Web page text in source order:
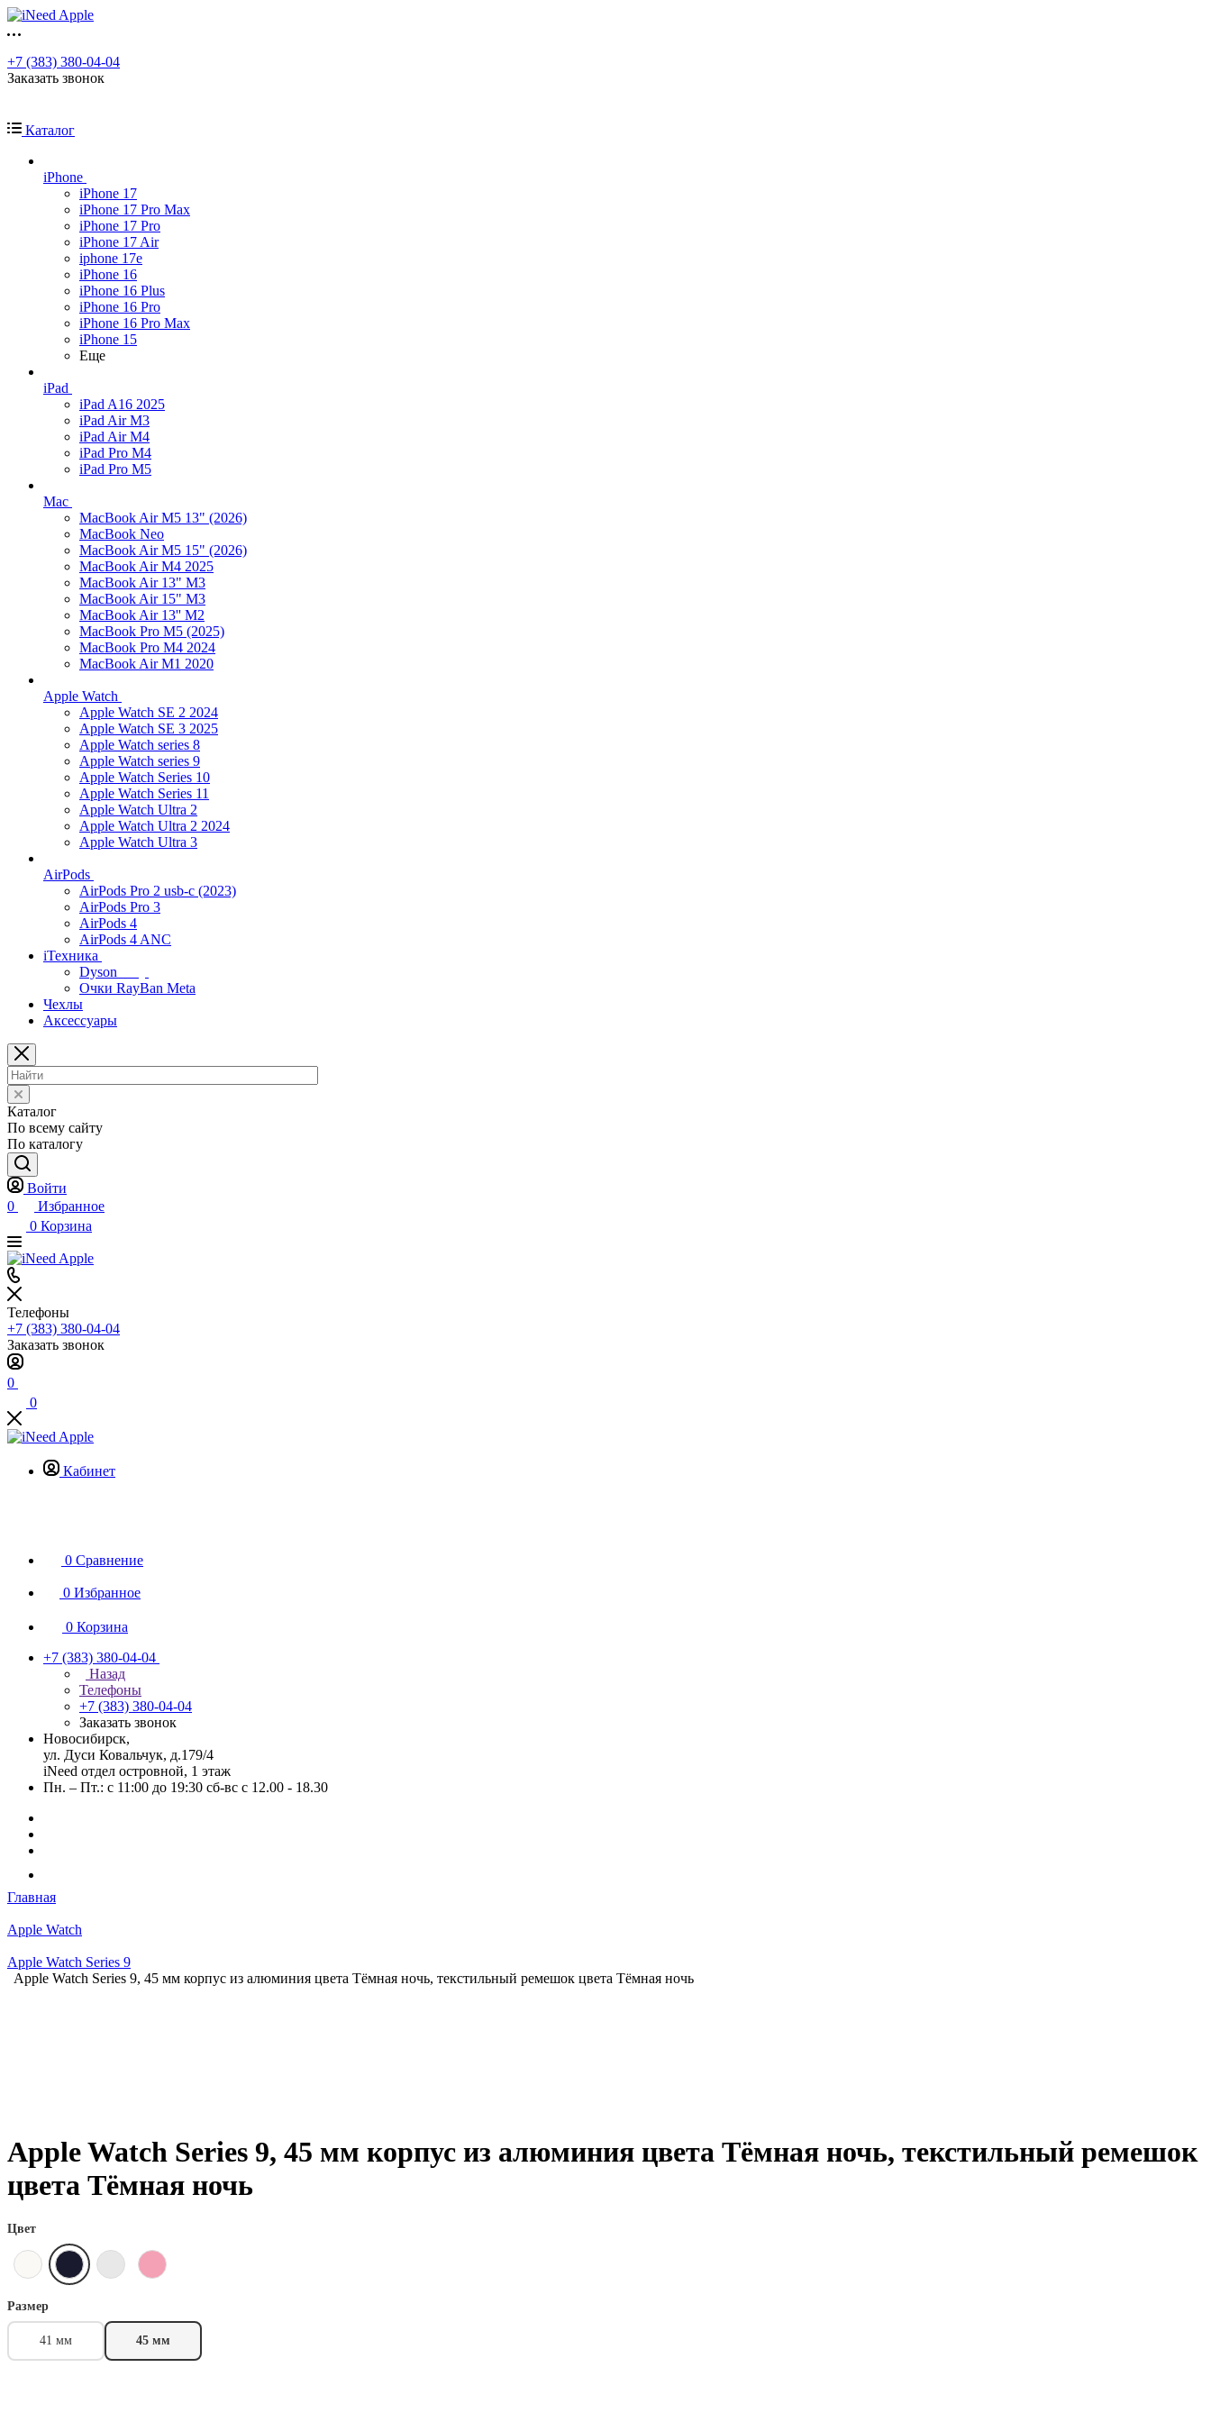
+7 (383) 380-04-04
Заказать звонок
Каталог
iPhone
iPhone 17
iPhone 17 Pro Max
iPhone 17 Pro
iPhone 17 Air
iphone 17e
iPhone 16
iPhone 16 Plus
iPhone 16 Pro
iPhone 16 Pro Max
iPhone 15
Еще
iPad
iPad A16 2025
iPad Air M3
iPad Air M4
iPad Pro M4
iPad Pro M5
Mac
MacBook Air M5 13" (2026)
MacBook Neo
MacBook Air M5 15" (2026)
MacBook Air M4 2025
MacBook Air 13" M3
MacBook Air 15" M3
MacBook Air 13'' M2
MacBook Pro M5 (2025)
MacBook Pro M4 2024
MacBook Air M1 2020
Apple Watch
Apple Watch SE 2 2024
Apple Watch SE 3 2025
Apple Watch series 8
Apple Watch series 9
Apple Watch Series 10
Apple Watch Series 11
Apple Watch Ultra 2
Apple Watch Ultra 2 2024
Apple Watch Ultra 3
AirPods
AirPods Pro 2 usb-c (2023)
AirPods Pro 3
AirPods 4
AirPods 4 ANC
iТехника
Dyson
Очки RayBan Meta
Чехлы
Аксессуары
Каталог
По всему сайту
По каталогу
Войти
0
Избранное
0 Корзина
Телефоны
+7 (383) 380-04-04
Заказать звонок
0
0
Кабинет
0 Сравнение
0 Избранное
0 Корзина
+7 (383) 380-04-04
Назад
Телефоны
+7 (383) 380-04-04
Заказать звонок
Новосибирск,
ул. Дуси Ковальчук, д.179/4
iNeed отдел островной, 1 этаж
Пн. – Пт.: с 11:00 до 19:30 сб-вс с 12.00 - 18.30
Главная
Apple Watch
Apple Watch Series 9
Apple Watch Series 9, 45 мм корпус из алюминия цвета Тёмная ночь, текстильный ремешок цвета Тёмная ночь
Apple Watch Series 9, 45 мм корпус из алюминия цвета Тёмная ночь, текстильный ремешок
цвета Тёмная ночь
Цвет
Размер
41 мм 45 мм